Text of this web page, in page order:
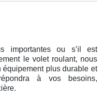
importantes ou s’il est
le volet roulant, nous
équipement plus durable et
à vos besoins,